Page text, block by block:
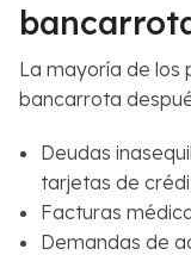
La mayoría de los
bancarrota
Deudas
tarjetas de
Facturas
Demandas de